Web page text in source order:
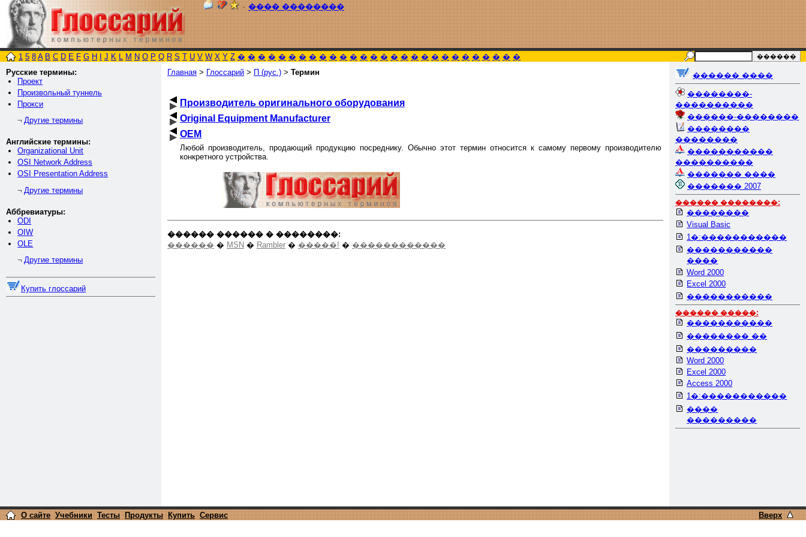
٠ ���� ��������
1 5 8 A B C D E F G H J K L M N O P Q R S T U V W X Y Z � � � � � � � � � � � � � � � � � � � � � � � � � � � �
Русские термины:
Проект
Произвольный туннель
Прокси
¬ Другие термины
Английские термины:
Organizational Unit
OSI Network Address
OSI Presentation Address
¬ Другие термины
Аббревиатуры:
ODI
OIW
OLE
¬ Другие термины
Купить глоссарий
Главная > Глоссарий > П (рус.) > Термин
Производитель оригинального оборудования
Original Equipment Manufacturer
OEM
Любой производитель, продающий продукцию посреднику. Обычно этот термин относится к самому первому производителю
конкретного устройства.
������ ������ � ��������:
������ � MSN � Rambler � �����! � ������������
������ ����
��������-
����������
������-��������
��������
��������
�����������
����������
������� ����
������� 2007
������ ��������:
��������
Visual Basic
1�:�����������
�����������
����
Word 2000
Excel 2000
�����������
������ �����:
�����������
�������� ��
���������
Word 2000
Excel 2000
Access 2000
1�:�����������
����
���������
О сайте Учебники Тесты Продукты Купить Сервис Вверх